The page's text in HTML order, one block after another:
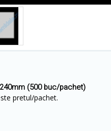
(500 buc/pachet)
pretul/pachet.